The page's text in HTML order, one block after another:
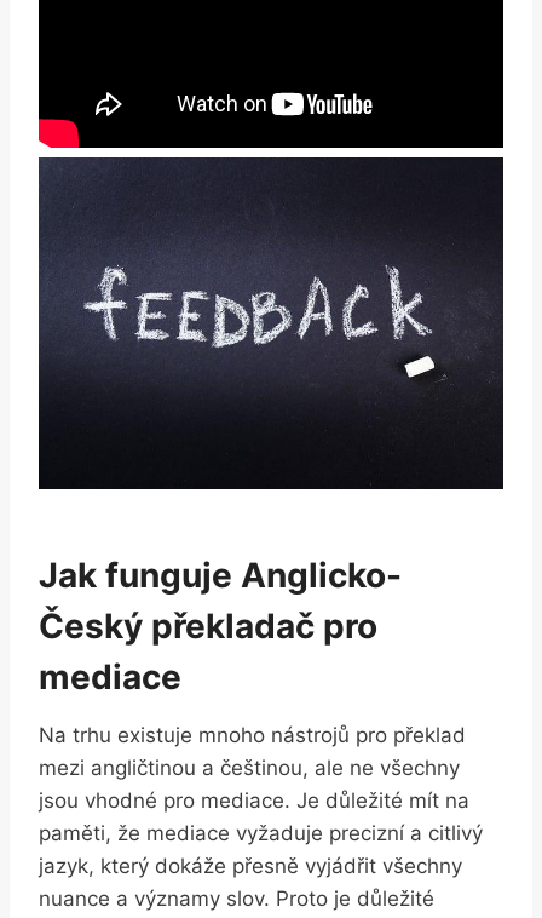
Jak funguje ‍Anglicko-
Český⁢ překladač pro
mediace
Na trhu existuje mnoho ⁣nástrojů pro překlad
mezi angličtinou a češtinou, ale ne všechny
jsou vhodné pro mediace. ‌Je důležité mít na
paměti, že mediace vyžaduje precizní a citlivý
jazyk, který dokáže ⁤přesně vyjádřit všechny
nuance a významy slov. Proto je důležité